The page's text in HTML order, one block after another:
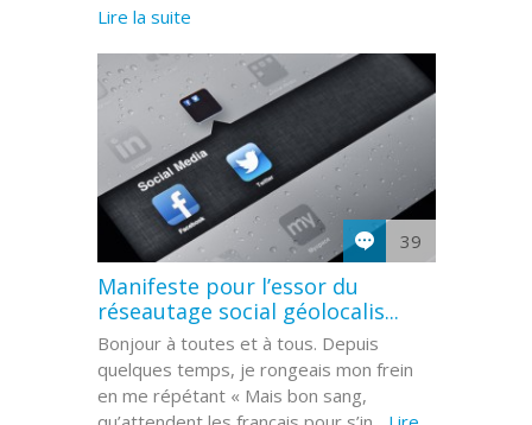
Lire la suite
39
Manifeste pour l’essor du
réseautage social géolocalis...
Bonjour à toutes et à tous. Depuis
quelques temps, je rongeais mon frein
en me répétant « Mais bon sang,